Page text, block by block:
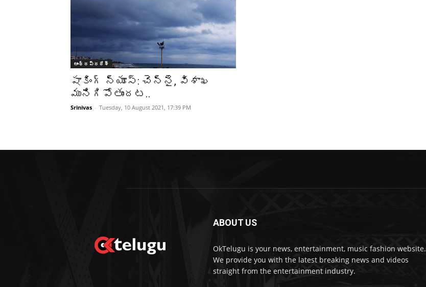
ఆంధ్రప్రదేశ్‌
షాకింగ్ న్యూస్: చెన్నై, విశాఖ
మునిగిపోతుందట..
Srinivas - Tuesday, 10 August 2021, 17:39 PM
ABOUT US
OkTelugu is your news, entertainment, music fashion website.
We provide you with the latest breaking news and videos
straight from the entertainment industry.